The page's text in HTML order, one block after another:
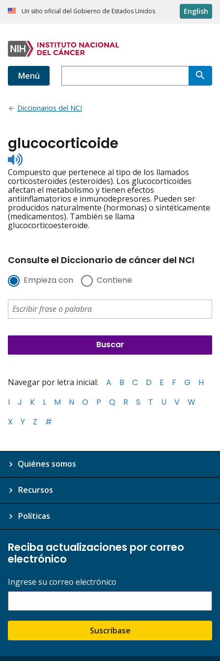
Un sitio oficial del Gobierno de Estados Unidos English
Menú
Diccionarios del NCI
glucocorticoide
Listen
to
pronunciation
Compuesto que pertenece al tipo de los llamados
corticosteroides (esteroides). Los glucocorticoides
afectan el metabolismo y tienen efectos
antiinflamatorios e inmunodepresores. Pueden ser
producidos naturalmente (hormonas) o sintéticamente
(medicamentos). También se llama
glucocorticoesteroide.
Consulte el Diccionario de cáncer del NCI
Empieza con Contiene
Navegar por letra inicial: A B C D E F G
H
I
J K L M N O P Q R S T U V
W
X
Y Z #
Quiénes somos
Recursos
Políticas
Reciba actualizaciones por correo
electrónico
Ingrese su correo electrónico
Suscríbase